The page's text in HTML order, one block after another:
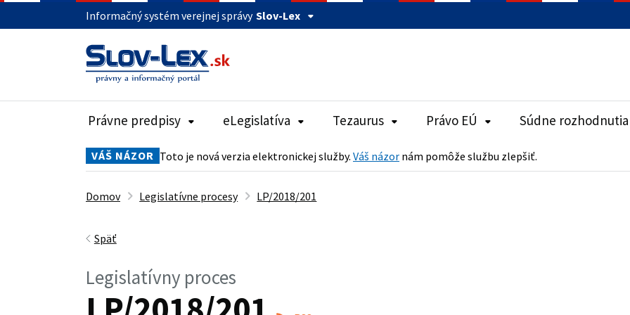
Informačný systém verejnej správy Slov-Lex
Právne predpisy eLegislatíva Tezaurus Právo EÚ Súdne rozhodnutia
VÁŠ NÁZOR Toto je nová verzia elektronickej služby. Váš názor nám pomôže službu zlepšiť.